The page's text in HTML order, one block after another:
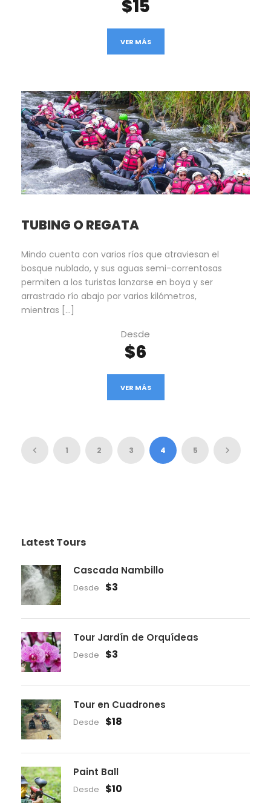
$15
VER MÁS
TUBING O REGATA
Mindo cuenta con varios ríos que atraviesan el
bosque nublado, y sus aguas semi-correntosas
permiten a los turistas lanzarse en boya y ser
arrastrado río abajo por varios kilómetros,
mientras […]
Desde
$6
VER MÁS
1 2 3 4 5
Latest Tours
Cascada Nambillo
Desde $3
Tour Jardín de Orquídeas
Desde $3
Tour en Cuadrones
Desde $18
Paint Ball
Desde $10